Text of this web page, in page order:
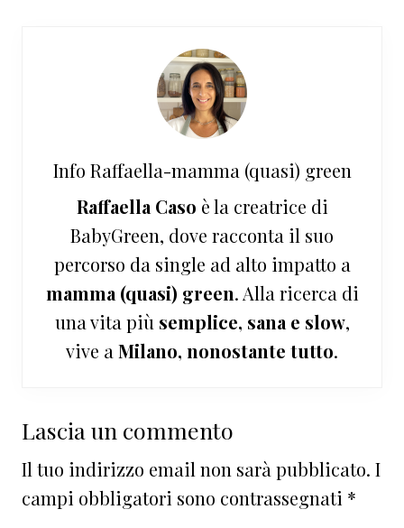
Info Raffaella-mamma (quasi) green
Raffaella Caso è la creatrice di
BabyGreen, dove racconta il suo
percorso da single ad alto impatto a
mamma (quasi) green. Alla ricerca di
una vita più semplice, sana e slow,
vive a Milano, nonostante tutto.
Interazioni
del
lettore
Lascia un commento
Il tuo indirizzo email non sarà pubblicato. I
campi obbligatori sono contrassegnati *